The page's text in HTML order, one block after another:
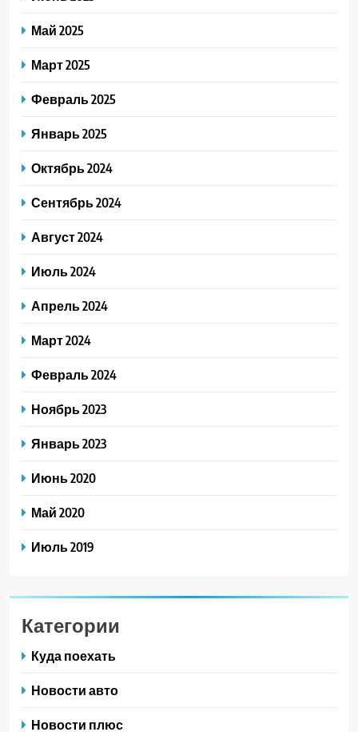
Май 2025
Март 2025
Февраль 2025
Январь 2025
Октябрь 2024
Сентябрь 2024
Август 2024
Июль 2024
Апрель 2024
Март 2024
Февраль 2024
Ноябрь 2023
Январь 2023
Июнь 2020
Май 2020
Июль 2019
Категории
Куда поехать
Новости авто
Новости плюс